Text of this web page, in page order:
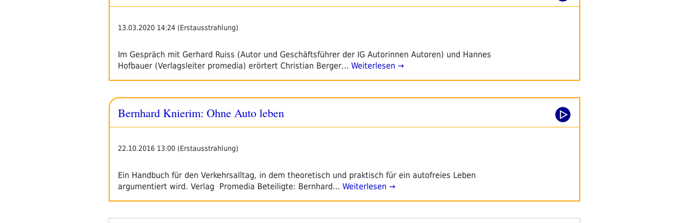
13.03.2020 14:24 (Erstausstrahlung)
Im Gespräch mit Gerhard Ruiss (Autor und Geschäftsführer der IG Autorinnen Autoren) und Hannes
Hofbauer (Verlagsleiter promedia) erörtert Christian Berger… Weiterlesen →
Bernhard Knierim: Ohne Auto leben
22.10.2016 13:00 (Erstausstrahlung)
Ein Handbuch für den Verkehrsalltag, in dem theoretisch und praktisch für ein autofreies Leben
argumentiert wird. Verlag Promedia Beteiligte: Bernhard… Weiterlesen →